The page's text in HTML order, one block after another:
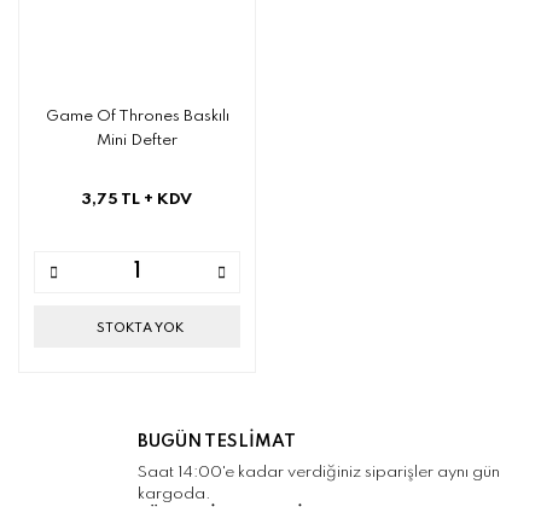
Game Of Thrones Baskılı
Mini Defter
3,75 TL + KDV
STOKTA YOK
BUGÜN TESLİMAT
Saat 14:00'e kadar verdiğiniz siparişler aynı gün
kargoda.